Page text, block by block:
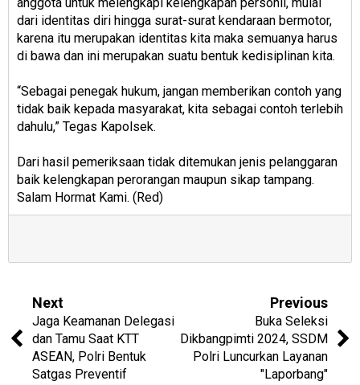
dari identitas diri hingga surat-surat kendaraan bermotor,
karena itu merupakan identitas kita maka semuanya harus
di bawa dan ini merupakan suatu bentuk kedisiplinan kita.
“Sebagai penegak hukum, jangan memberikan contoh yang
tidak baik kepada masyarakat, kita sebagai contoh terlebih
dahulu,” Tegas Kapolsek.
Dari hasil pemeriksaan tidak ditemukan jenis pelanggaran
baik kelengkapan perorangan maupun sikap tampang.
Salam Hormat Kami. (Red)
Next
Jaga Keamanan Delegasi
dan Tamu Saat KTT
ASEAN, Polri Bentuk
Satgas Preventif
Previous
Buka Seleksi
Dikbangpimti 2024, SSDM
Polri Luncurkan Layanan
"Laporbang"